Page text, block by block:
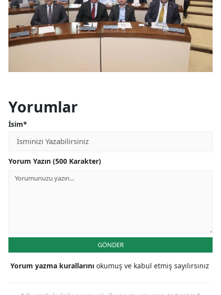
Yorumlar
İsim*
Yorum Yazın (500 Karakter)
GÖNDER
Yorum yazma kurallarını okumuş ve kabul etmiş sayılırsınız